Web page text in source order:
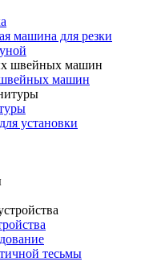
машина для резки
машин
установки
тесьмы